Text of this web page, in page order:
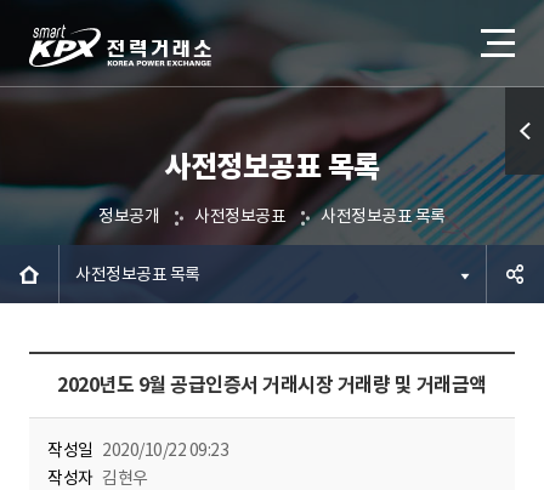
사전정보공표 목록
정보공개 사전정보공표 사전정보공표 목록
사전정보공표 목록
2020년도 9월 공급인증서 거래시장 거래량 및 거래금액
작성일 2020/10/22 09:23
작성자 김현우
퀵메
뉴 열
기